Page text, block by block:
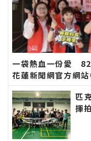
一袋熱血一份愛
花蓮新聞網官方網
報導 最新的在地資
匹
揮